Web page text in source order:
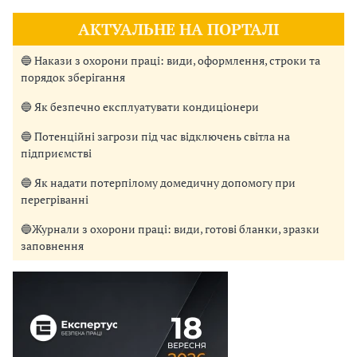
АКТУАЛЬНЕ НА ПОРТАЛІ
🔵 Накази з охорони праці: види, оформлення, строки та
порядок зберігання
🔵 Як безпечно експлуатувати кондиціонери
🔵 Потенційні загрози під час відключень світла на
підприємстві
🔵 Як надати потерпілому домедичну допомогу при
перегріванні
🔵Журнали з охорони праці: види, готові бланки, зразки
заповнення